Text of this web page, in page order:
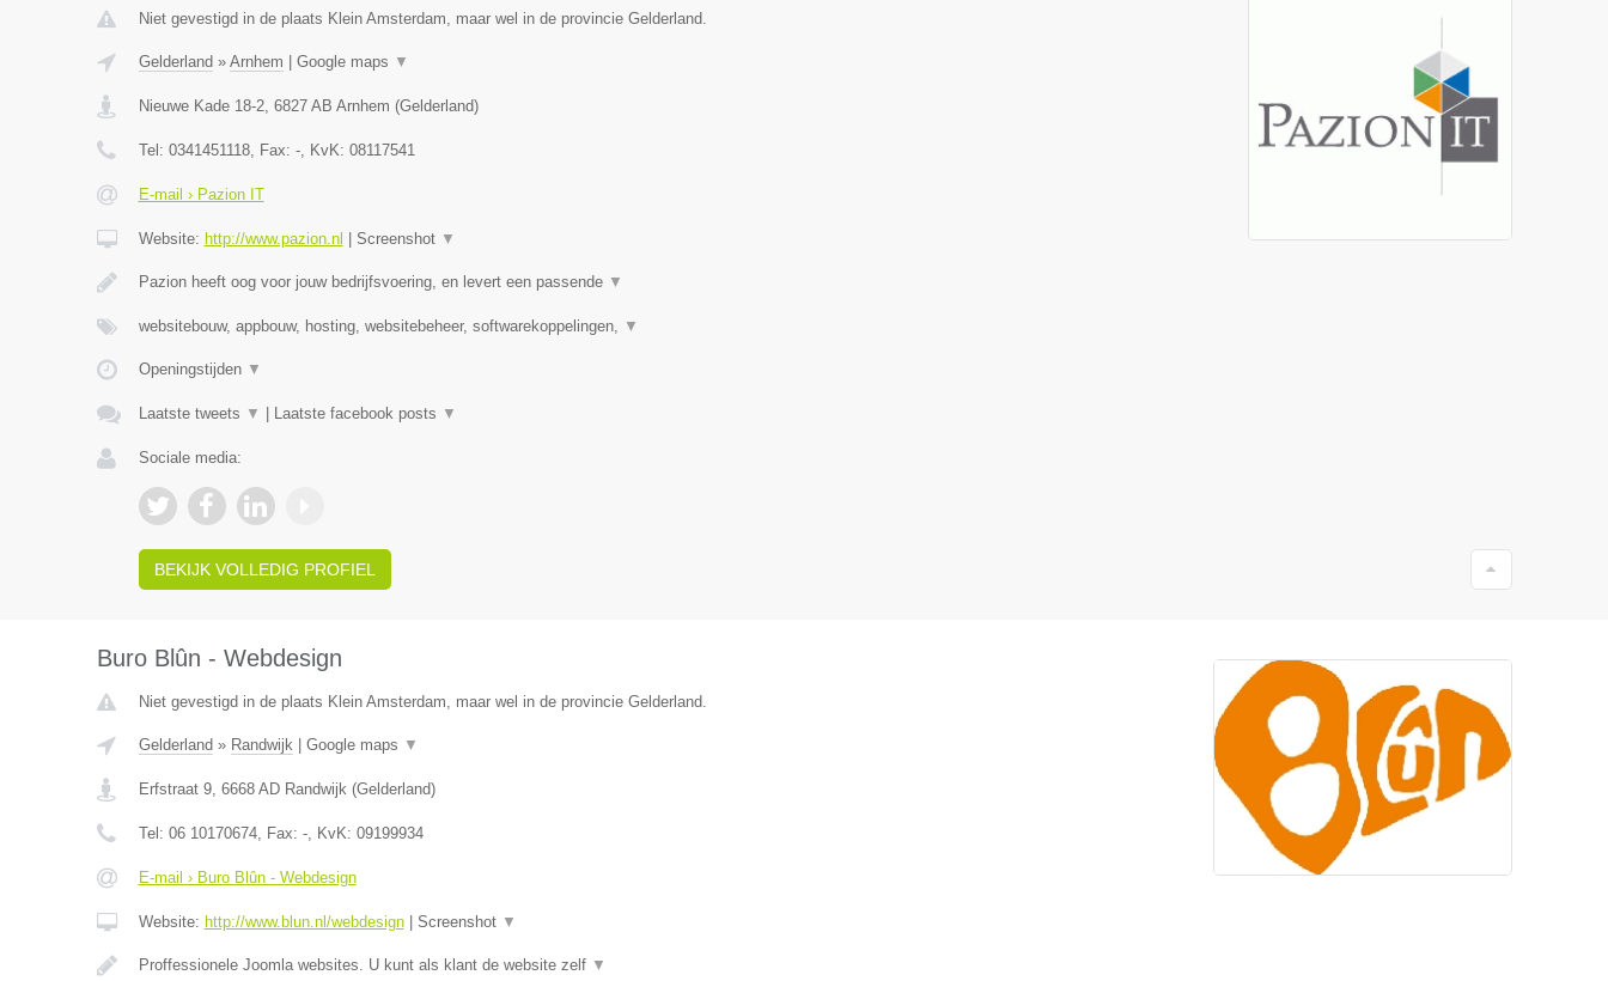
Niet gevestigd in de plaats Klein Amsterdam, maar wel in de provincie Gelderland.
Gelderland » Arnhem Google maps ▼
Nieuwe Kade 18-2, 6827 AB Arnhem (Gelderland)
Tel: 0341451118, Fax: -, KvK: 08117541
E-mail › Pazion IT
Website: http://www.pazion.nl Screenshot ▼
Pazion heeft oog voor jouw bedrijfsvoering, en levert een passende ▼
websitebouw, appbouw, hosting, websitebeheer, softwarekoppelingen, ▼
Openingstijden ▼
Laatste tweets ▼ Laatste facebook posts ▼
Sociale media:
BEKIJK VOLLEDIG PROFIEL
Buro Blûn - Webdesign
Niet gevestigd in de plaats Klein Amsterdam, maar wel in de provincie Gelderland.
Gelderland » Randwijk| Google maps ▼
Erfstraat 9, 6668 AD Randwijk(Gelderland)
Tel: 06 10170674, Fax: -, KvK: 09199934
E-mail › Buro Blûn - Webdesign
Website: http://www.blun.nl/webdesign| Screenshot ▼
Proffessionele Joomla websites. U kunt als klant de website zelf ▼